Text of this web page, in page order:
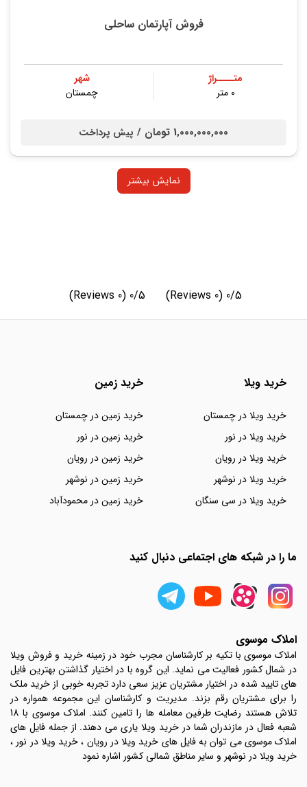
فروش آپارتمان ساحلی
متــــراژ
۰ متر
شهر
چمستان
1,000,000,000 تومان / پیش پرداخت
نمایش بیشتر
0/5
(0 Reviews)
0/5
(0 Reviews)
خرید ویلا
خرید ویلا در چمستان
خرید ویلا در نور
خرید ویلا در رویان
خرید ویلا در نوشهر
خرید ویلا در سی سنگان
خرید زمین
خرید زمین در چمستان
خرید زمین در نور
خرید زمین در رویان
خرید زمین در نوشهر
خرید زمین در محمودآباد
ما را در شبکه های اجتماعی دنبال کنید
املاک موسوی
املاک موسوی با تکیه بر کارشناسان مجرب خود در زمینه خرید و فروش ویلا
در شمال کشور فعالیت می نماید. این گروه با در اختیار گذاشتن بهترین فایل
های تایید شده در اختیار مشتریان عزیز سعی دارد تجربه خوبی از خرید ملک
را برای مشتریان رقم بزند. مدیریت و کارشناسان این مجموعه همواره در
تلاش هستند رضایت طرفین معامله ها را تامین کنند. املاک موسوی با 18
شعبه فعال در مازندران شما در خرید ویلا یاری می دهند. از جمله فایل های
املاک موسوی می توان به فایل های خرید ویلا در رویان ، خرید ویلا در نور ،
خرید ویلا در نوشهر و سایر مناطق شمالی کشور اشاره نمود